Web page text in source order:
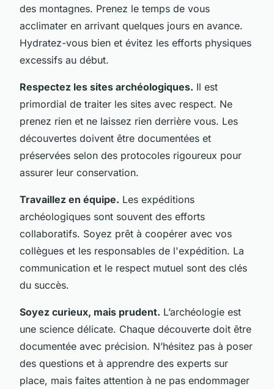
des montagnes. Prenez le temps de vous
acclimater en arrivant quelques jours en avance.
Hydratez-vous bien et évitez les efforts physiques
excessifs au début.
Respectez les sites archéologiques. Il est
primordial de traiter les sites avec respect. Ne
prenez rien et ne laissez rien derrière vous. Les
découvertes doivent être documentées et
préservées selon des protocoles rigoureux pour
assurer leur conservation.
Travaillez en équipe. Les expéditions
archéologiques sont souvent des efforts
collaboratifs. Soyez prêt à coopérer avec vos
collègues et les responsables de l'expédition. La
communication et le respect mutuel sont des clés
du succès.
Soyez curieux, mais prudent. L’archéologie est
une science délicate. Chaque découverte doit être
documentée avec précision. N’hésitez pas à poser
des questions et à apprendre des experts sur
place, mais faites attention à ne pas endommager